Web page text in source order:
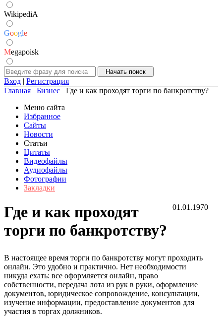
WikipediA
Google
Megapoisk
Вход | Регистрация
Главная
Бизнес
Где и как проходят торги по банкротству?
Меню сайта
Избранное
Сайты
Новости
Статьи
Цитаты
Видеофайлы
Аудиофайлы
Фотографии
Закладки
01.01.1970
Где и как проходят
торги по банкротству?
В настоящее время торги по банкротству могут проходить
онлайн. Это удобно и практично. Нет необходимости
никуда ехать: все оформляется онлайн, право
собственности, передача лота из рук в руки, оформление
документов, юридическое сопровождение, консультации,
изучение информации, предоставление документов для
участия в торгах должников.